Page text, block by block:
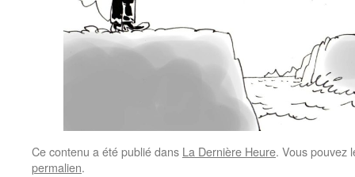
Ce contenu a été publié dans La Dernière Heure. Vous pouvez
permalien.